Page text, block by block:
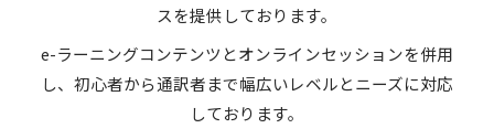
スを提供しております。
e-ラーニングコンテンツとオンラインセッションを併用
し、初心者から通訳者まで幅広いレベルとニーズに対応
しております。